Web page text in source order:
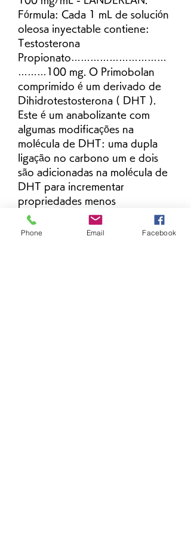
Fórmula: Cada 1 mL de solución
oleosa inyectable contiene:
Testosterona
Propionato…………………………
………100 mg. O Primobolan
comprimido é um derivado de
Dihidrotestosterona ( DHT ).
Este é um anabolizante com
algumas modificações na
molécula de DHT: uma dupla
ligação no carbono um e dois
são adicionadas na molécula de
DHT para incrementar
propriedades menos
androgênicas e mais anabólicas.
Durateston Landerlan é um
Phone Email Facebook